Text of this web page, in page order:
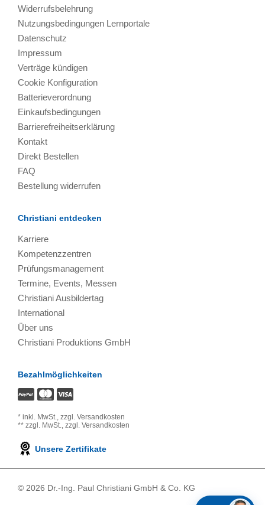
Widerrufsbelehrung
Nutzungsbedingungen Lernportale
Datenschutz
Impressum
Verträge kündigen
Cookie Konfiguration
Batterieverordnung
Einkaufsbedingungen
Barrierefreiheitserklärung
Kontakt
Direkt Bestellen
FAQ
Bestellung widerrufen
Christiani entdecken
Karriere
Kompetenzzentren
Prüfungsmanagement
Termine, Events, Messen
Christiani Ausbildertag
International
Über uns
Christiani Produktions GmbH
Bezahlmöglichkeiten
* inkl. MwSt., zzgl. Versandkosten
** zzgl. MwSt., zzgl. Versandkosten
Unsere Zertifikate
© 2026 Dr.-Ing. Paul Christiani GmbH & Co. KG